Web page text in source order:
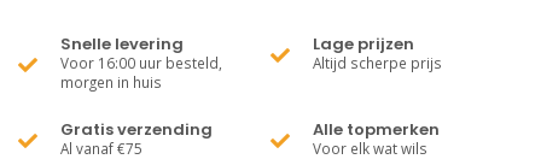
Snelle levering
Voor 16:00 uur besteld,
morgen in huis
Lage prijzen
Altijd scherpe prijs
Gratis verzending
Al vanaf €75
Alle topmerken
Voor elk wat wils